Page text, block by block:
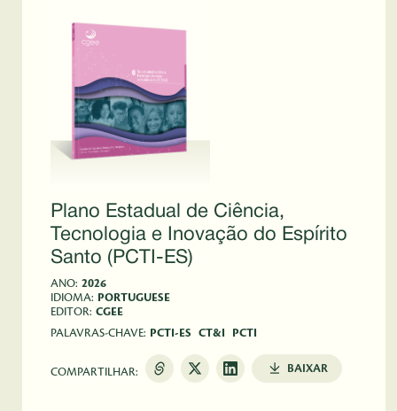
Plano Estadual de Ciência,
Tecnologia e Inovação do Espírito
Santo (PCTI-ES)
ANO: 2026
IDIOMA: PORTUGUESE
EDITOR: CGEE
PALAVRAS-CHAVE: PCTI-ES CT&I PCTI
COMPARTILHAR: BAIXAR